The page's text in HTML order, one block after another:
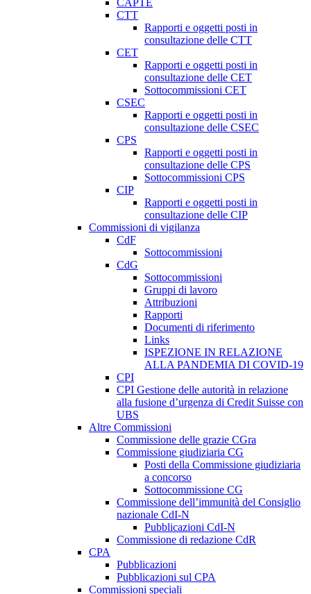
CAPTE
CTT
Rapporti e oggetti posti in
consultazione delle CTT
CET
Rapporti e oggetti posti in
consultazione delle CET
Sottocommissioni CET
CSEC
Rapporti e oggetti posti in
consultazione delle CSEC
CPS
Rapporti e oggetti posti in
consultazione delle CPS
Sottocommissioni CPS
CIP
Rapporti e oggetti posti in
consultazione delle CIP
Commissioni di vigilanza
CdF
Sottocommissioni
CdG
Sottocommissioni
Gruppi di lavoro
Attribuzioni
Rapporti
Documenti di riferimento
Links
ISPEZIONE IN RELAZIONE
ALLA PANDEMIA DI COVID-19
CPI
CPI Gestione delle autorità in relazione
alla fusione d’urgenza di Credit Suisse con
UBS
Altre Commissioni
Commissione delle grazie CGra
Commissione giudiziaria CG
Posti della Commissione giudiziaria
a concorso
Sottocommissione CG
Commissione dell’immunità del Consiglio
nazionale CdI-N
Pubblicazioni CdI-N
Commissione di redazione CdR
CPA
Pubblicazioni
Pubblicazioni sul CPA
Commissioni speciali